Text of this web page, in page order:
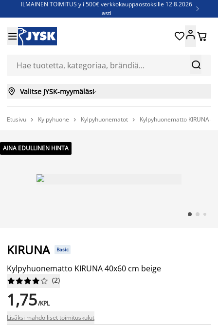
ILMAINEN TOIMITUS yli 500€ verkkokauppaostoksille 12.8.2026
asti

Jenkkisänkyjä - Säästä jopa 60%


 
 Valitse JYSK-myymäläsi
Etusivu  Kylpyhuone  Kylpyhuonematot  Kylpyhuonematto KIRUNA
AINA EDULLINEN HINTA
KIRUNA Basic
Kylpyhuonematto KIRUNA 40x60 cm beige





 (2)
1,75/KPL
Lisäksi mahdolliset toimituskulut